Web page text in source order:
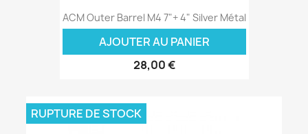
ACM Outer Barrel M4 7"+ 4" Silver Métal
AJOUTER AU PANIER
28,00 €
RUPTURE DE STOCK